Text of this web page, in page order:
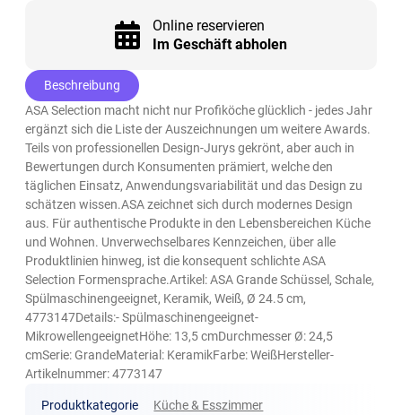
Online reservieren
Im Geschäft abholen
Beschreibung
ASA Selection macht nicht nur Profiköche glücklich - jedes Jahr
ergänzt sich die Liste der Auszeichnungen um weitere Awards.
Teils von professionellen Design-Jurys gekrönt, aber auch in
Bewertungen durch Konsumenten prämiert, welche den
täglichen Einsatz, Anwendungsvariabilität und das Design zu
schätzen wissen.ASA zeichnet sich durch modernes Design
aus. Für authentische Produkte in den Lebensbereichen Küche
und Wohnen. Unverwechselbares Kennzeichen, über alle
Produktlinien hinweg, ist die konsequent schlichte ASA
Selection Formensprache.Artikel: ASA Grande Schüssel, Schale,
Spülmaschinengeeignet, Keramik, Weiß, Ø 24.5 cm,
4773147Details:- Spülmaschinengeeignet-
MikrowellengeeignetHöhe: 13,5 cmDurchmesser Ø: 24,5
cmSerie: GrandeMaterial: KeramikFarbe: WeißHersteller-
Artikelnummer: 4773147
Produktkategorie Küche & Esszimmer